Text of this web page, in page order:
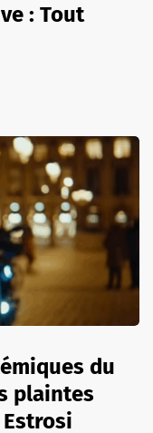
: Tout
du
plaintes